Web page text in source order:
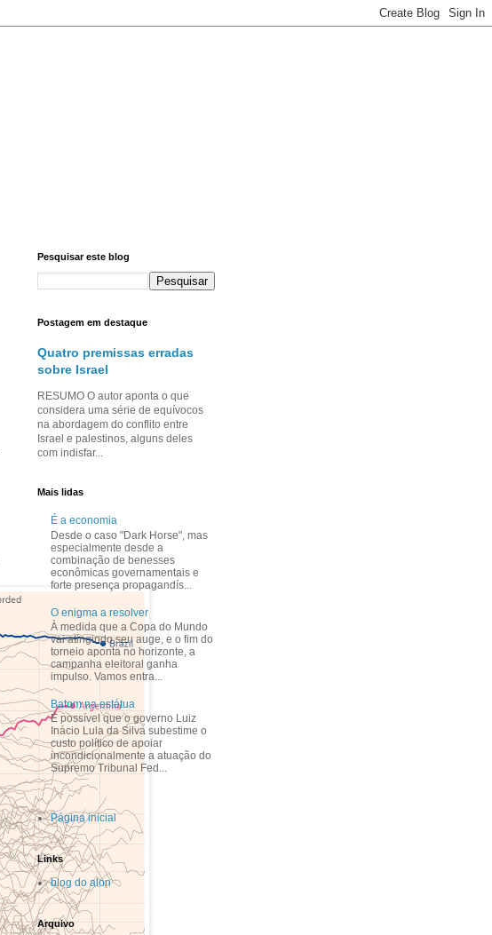
Pesquisar este blog
Postagem em destaque
Quatro premissas erradas
sobre Israel
RESUMO O autor aponta o que
considera uma série de equívocos
na abordagem do conflito entre
Israel e palestinos, alguns deles
com indisfar...
Mais lidas
É a economia
Desde o caso "Dark Horse", mas
especialmente desde a
combinação de benesses
econômicas governamentais e
forte presença propagandís...
O enigma a resolver
À medida que a Copa do Mundo
vai atingindo seu auge, e o fim do
torneio aponta no horizonte, a
campanha eleitoral ganha
impulso. Vamos entra...
Batom na estátua
É possível que o governo Luiz
Inácio Lula da Silva subestime o
custo político de apoiar
incondicionalmente a atuação do
Supremo Tribunal Fed...
Página inicial
Links
blog do alon
Arquivo